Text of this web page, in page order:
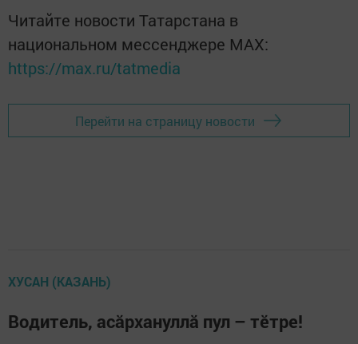
Читайте новости Татарстана в
национальном мессенджере MАХ:
https://max.ru/tatmedia
Перейти на страницу новости
ХУСАН (КАЗАНЬ)
Водитель, асăрхануллă пул – тӗтре!